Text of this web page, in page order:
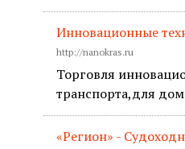
Инновационные
http://nanokras.ru
Торговля
транспорта,для
«Регион» -